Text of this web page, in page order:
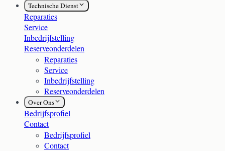
Technische Dienst
Reparaties
Service
Inbedrijfstelling
Reserveonderdelen
Reparaties
Service
Inbedrijfstelling
Reserveonderdelen
Over Ons
Bedrijfsprofiel
Contact
Bedrijfsprofiel
Contact